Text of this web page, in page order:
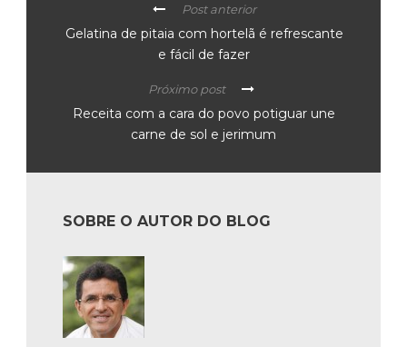
Post anterior
Gelatina de pitaia com hortelã é refrescante
e fácil de fazer
Próximo post
Receita com a cara do povo potiguar une
carne de sol e jerimum
SOBRE O AUTOR DO BLOG